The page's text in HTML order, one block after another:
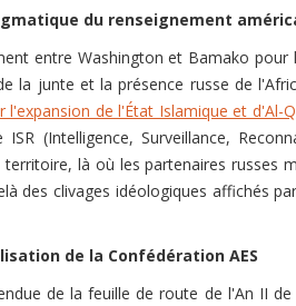
du renseignement
entre Washington et Bamako
la junte et la présence russe de
l'expansion de l'État Islamique et d'Al-
ISR (Intelligence, Surveillance,
là où les partenaires russes
des clivages idéologiques affichés
de la Confédération AES
de la feuille de route de l'An II